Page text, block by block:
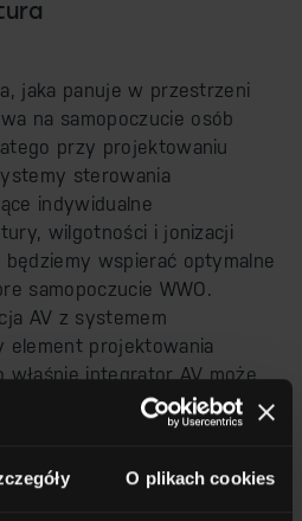
O plikach cookies
jaka panuje w przestrzeni
na samopoczucie osób
przy projektowaniu
sterowania
indywidualne
wilgotności i jonizacji
wspierać optymalne
samopoczucie WWO.
AV z systemem
element projektowania
integrator AV może
sterowania obejmujący nie
audio-wizualne, ale także
Wszystko to może się